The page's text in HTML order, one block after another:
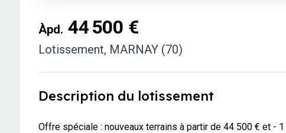
Àpd. 44 500 €
Lotissement, MARNAY (70)
Description du lotissement
Offre spéciale : nouveaux terrains à partir de 44 500 € et -